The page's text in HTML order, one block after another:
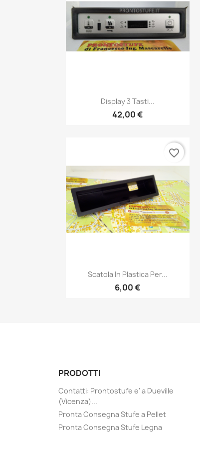
Anteprima
Display 3 Tasti...
42,00 €
Anteprima
Scatola In Plastica Per...
6,00 €
favorite_border
PRODOTTI
Contatti: Prontostufe e' a Dueville
(Vicenza)...
Pronta Consegna Stufe a Pellet
Pronta Consegna Stufe Legna